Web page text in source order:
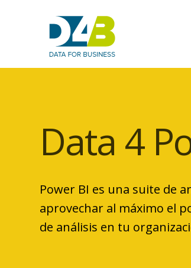
Data 4
Power BI es una suite de
aprovechar al máximo el
de análisis en tu